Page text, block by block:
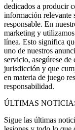
dedicados a producir
información relevante
responsable. En
marketing y utilizamos
línea. Esto significa
uno de nuestros
servicio, asegúrese de
jurisdicción y que
en materia de juego
responsabilidad.
ÚLTIMAS
Sigue las últimas